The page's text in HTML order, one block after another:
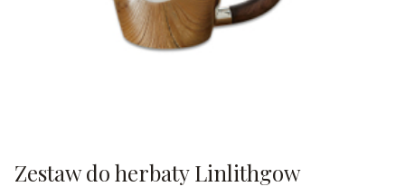
Zestaw do herbaty Linlithgow